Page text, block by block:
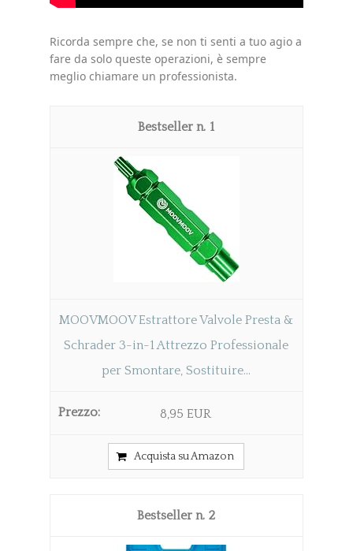
Ricorda sempre che, se non ti senti a tuo agio a
fare da solo queste operazioni, è sempre
meglio chiamare un professionista.
1
MOOVMOOV Estrattore Valvole Presta &
Schrader 3-in-1 Attrezzo Professionale
per Smontare, Sostituire...
8,95 EUR
Acquista su Amazon
2